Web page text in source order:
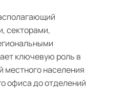
секторами,
ключевую роль в
местного населения
офиса до отделений